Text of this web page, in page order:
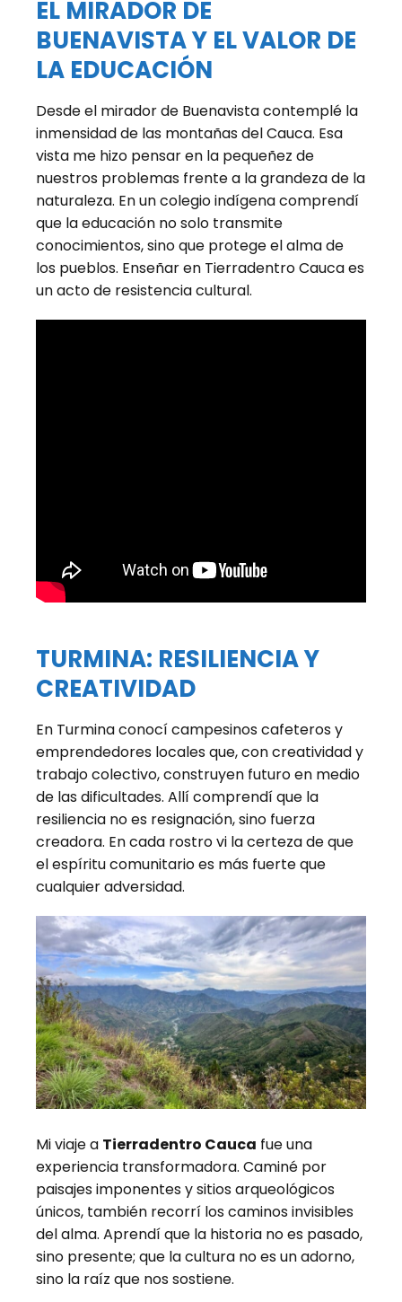
EL MIRADOR DE
BUENAVISTA Y EL VALOR DE
LA EDUCACIÓN
Desde el mirador de Buenavista contemplé la
inmensidad de las montañas del Cauca. Esa
vista me hizo pensar en la pequeñez de
nuestros problemas frente a la grandeza de la
naturaleza. En un colegio indígena comprendí
que la educación no solo transmite
conocimientos, sino que protege el alma de
los pueblos. Enseñar en Tierradentro Cauca es
un acto de resistencia cultural.
TURMINA: RESILIENCIA Y
CREATIVIDAD
En Turmina conocí campesinos cafeteros y
emprendedores locales que, con creatividad y
trabajo colectivo, construyen futuro en medio
de las dificultades. Allí comprendí que la
resiliencia no es resignación, sino fuerza
creadora. En cada rostro vi la certeza de que
el espíritu comunitario es más fuerte que
cualquier adversidad.
Mi viaje a Tierradentro Cauca fue una
experiencia transformadora. Caminé por
paisajes imponentes y sitios arqueológicos
únicos, también recorrí los caminos invisibles
del alma. Aprendí que la historia no es pasado,
sino presente; que la cultura no es un adorno,
sino la raíz que nos sostiene.